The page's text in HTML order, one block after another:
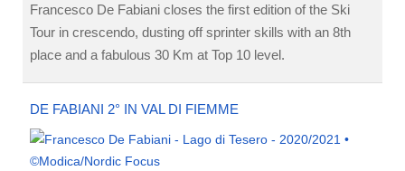
Francesco De Fabiani closes the first edition of the Ski
Tour in crescendo, dusting off sprinter skills with an 8th
place and a fabulous 30 Km at Top 10 level.
DE FABIANI 2° IN VAL DI FIEMME